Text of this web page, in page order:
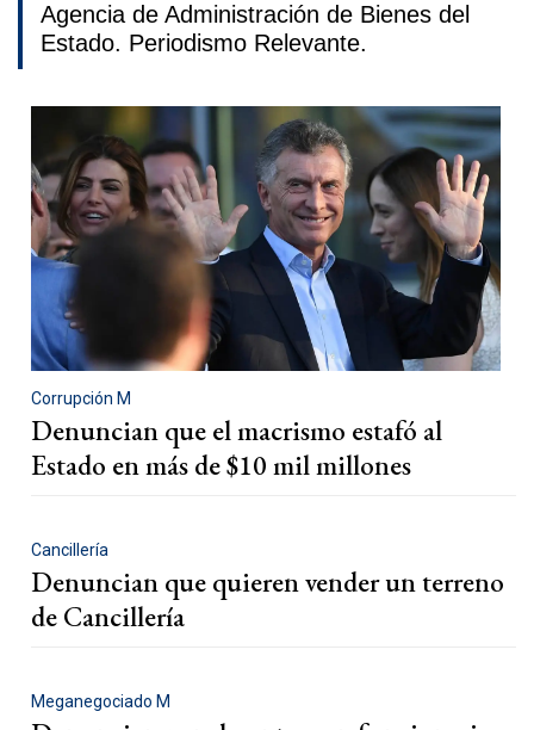
Agencia de Administración de Bienes del
Estado. Periodismo Relevante.
Corrupción M
Denuncian que el macrismo estafó al
Estado en más de $10 mil millones
Cancillería
Denuncian que quieren vender un terreno
de Cancillería
Meganegociado M